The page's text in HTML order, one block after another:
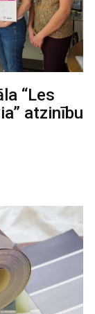
“Les
atzinību